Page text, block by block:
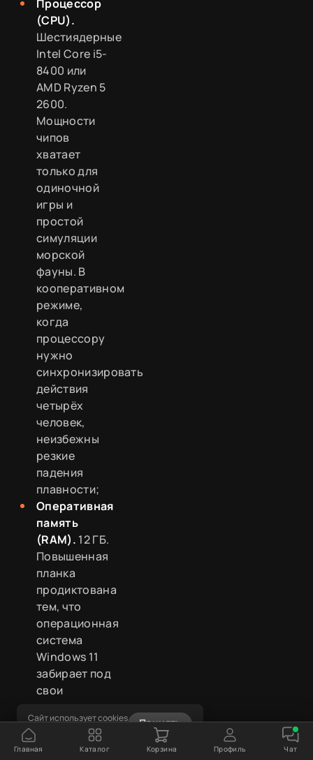
Процессор
(CPU).
Шестиядерные
Intel Core i5-
8400 или
AMD Ryzen 5
2600.
Мощности
чипов
хватает
только для
одиночной
игры и
простой
симуляции
морской
фауны. В
кооперативном
режиме,
когда
процессору
нужно
синхронизировать
действия
четырёх
человек,
неизбежны
резкие
падения
плавности;
Оперативная
память
(RAM). 12 ГБ.
Повышенная
планка
продиктована
тем, что
операционная
система
Windows 11
забирает под
свои
около 4–5
Главная Каталог Корзина Профиль Чат
Сайт использует cookies
Узнать подробнее
Принять